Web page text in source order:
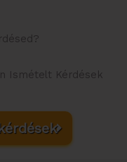
Ismételt Kérdések